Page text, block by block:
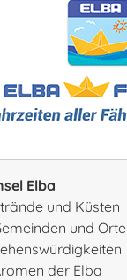
Elba
und Küsten
und Orte
der Elba